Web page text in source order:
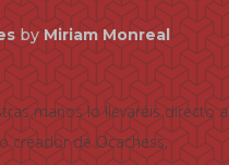
byMiriam Monreal
manos lo llevaréis directo a
creador de Ocachess,